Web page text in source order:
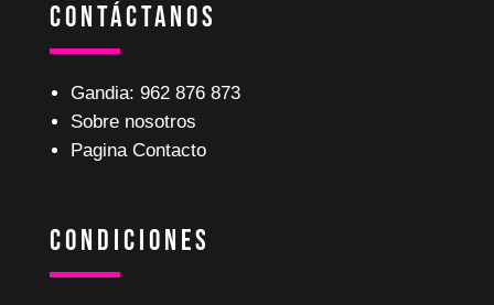
Contáctanos
Gandia: 962 876 873
Sobre nosotros
Pagina Contacto
Condiciones